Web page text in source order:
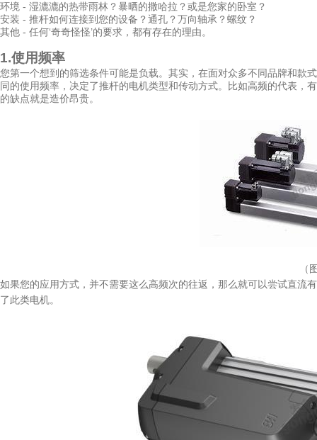
环境 - 湿漉漉的热带雨林？暴晒的撒哈拉？或是您家的卧室？
安装 - 推杆如何连接到您的设备？通孔？万向轴承？螺纹？
其他 - 任何‘奇奇怪怪’的要求，都有存在的理由。
1.使用频率
您第一个想到的筛选条件可能是负载。其实，在面对众多不同品牌和款
同的使用频率，决定了推杆的电机类型和传动方式。比如高频的代表
的缺点就是造价昂贵。
（
如果您的应用方式，并不需要这么高频次的往返，那么就可以尝试直流
了此类电机。